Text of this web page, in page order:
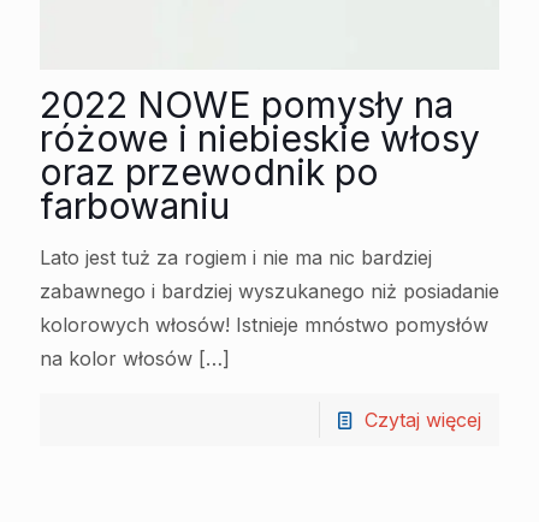
2022 NOWE pomysły na
różowe i niebieskie włosy
oraz przewodnik po
farbowaniu
Lato jest tuż za rogiem i nie ma nic bardziej
zabawnego i bardziej wyszukanego niż posiadanie
kolorowych włosów! Istnieje mnóstwo pomysłów
na kolor włosów […]
Czytaj więcej